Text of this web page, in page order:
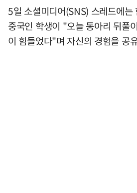
5일 소셜미디어(SNS) 스레드에는
중국인 학생이 "오늘 동아리 뒤풀
이 힘들었다"며 자신의 경험을 공